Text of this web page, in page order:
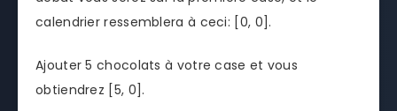
calendrier ressemblera à ceci: [0, 0].
Ajouter 5 chocolats à votre case et vous
obtiendrez [5, 0].